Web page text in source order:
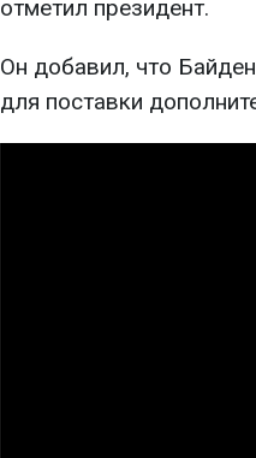
отметил президент.
Он добавил, что
для поставки